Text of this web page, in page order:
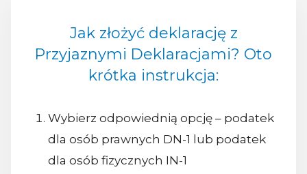
Jak złożyć deklarację z
Przyjaznymi Deklaracjami? Oto
krótka instrukcja:
Wybierz odpowiednią opcję – podatek
dla osób prawnych DN-1 lub podatek
dla osób fizycznych IN-1